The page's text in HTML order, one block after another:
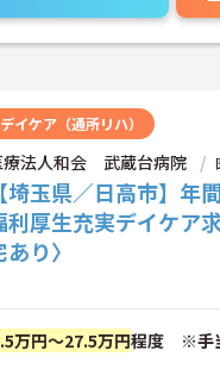
デイケア（通所リハ）
療法人和会 武蔵台病院
【埼玉県／日高市】
利厚生充実デイケア
り〉
万円～27.5万円程度 ※手